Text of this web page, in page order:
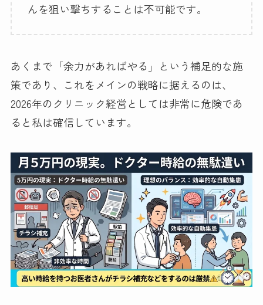
んを狙い撃ちすることは不可能です。
あくまで「余力があればやる」という補足的な施
策であり、これをメインの戦略に据えるのは、
2026年のクリニック経営としては非常に危険であ
ると私は確信しています。